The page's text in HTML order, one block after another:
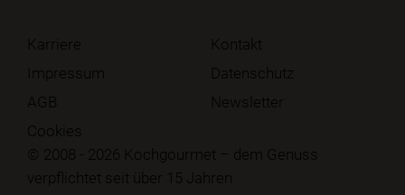
© 2008 - 2026 Kochgourmet – dem Genuss
verpflichtet seit über 15 Jahren
Karriere
Kontakt
Impressum
Datenschutz
AGB
Newsletter
Cookies